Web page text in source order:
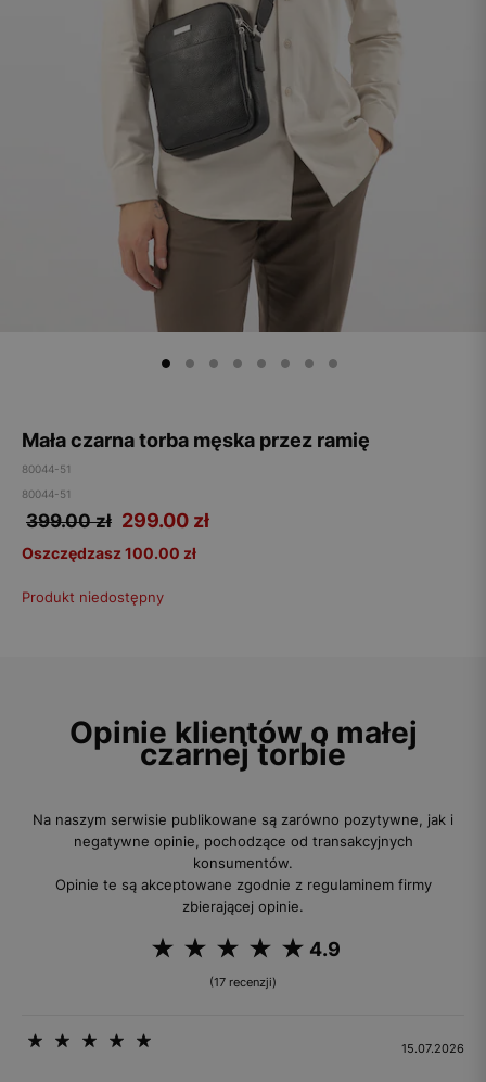
Mała czarna torba męska przez ramię
80044-51
80044-51
399.00 zł 299.00 zł
Oszczędzasz 100.00 zł
Produkt niedostępny
Opinie klientów o małej
czarnej torbie
Na naszym serwisie publikowane są zarówno pozytywne, jak i
negatywne opinie, pochodzące od transakcyjnych
konsumentów.
Opinie te są akceptowane zgodnie z regulaminem firmy
zbierającej opinie.
4.9
(17 recenzji)
15.07.2026